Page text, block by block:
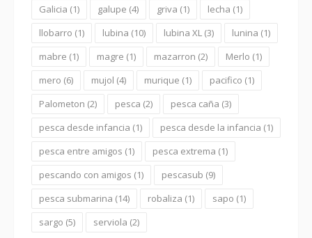
Galicia (1) galupe (4) griva (1) lecha (1)
llobarro (1) lubina (10) lubina XL (3) lunina (1)
mabre (1) magre (1) mazarron (2) Merlo (1)
mero (6) mujol (4) murique (1) pacifico (1)
Palometon (2) pesca (2) pesca caña (3)
pesca desde infancia (1) pesca desde la infancia (1)
pesca entre amigos (1) pesca extrema (1)
pescando con amigos (1) pescasub (9)
pesca submarina (14) robaliza (1) sapo (1)
sargo (5) serviola (2)